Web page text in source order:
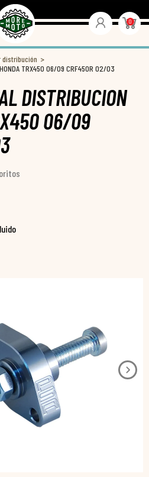
0
distribución
HONDA TRX450 06/09 CRF450R 02/03
DISTRIBUCION
06/09